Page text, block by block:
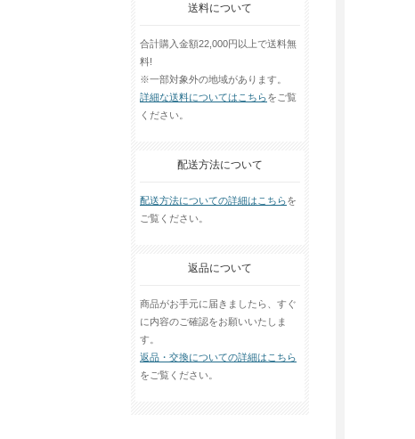
送料について
合計購入金額22,000円以上で送料無
料!
※一部対象外の地域があります。
詳細な送料についてはこちらをご覧
ください。
配送方法について
配送方法についての詳細はこちらを
ご覧ください。
返品について
商品がお手元に届きましたら、すぐ
に内容のご確認をお願いいたしま
す。
返品・交換についての詳細はこちら
をご覧ください。